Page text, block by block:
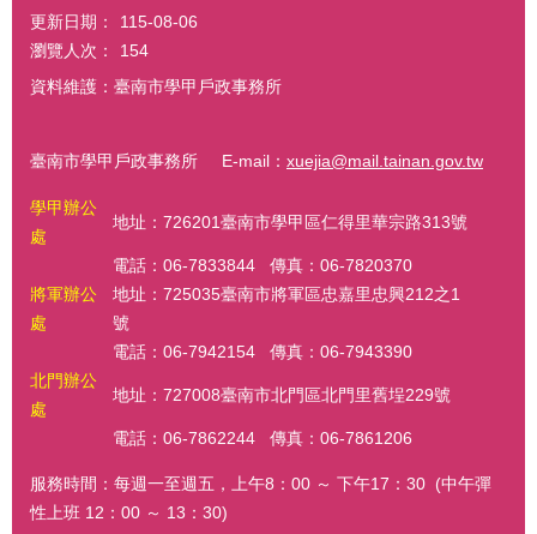
更新日期：
115-08-06
瀏覽人次：
154
資料維護：臺南市學甲戶政事務所
臺南市學甲戶政事務所 E-mail： xuejia@mail.tainan.gov.tw
學甲辦公
處
地址：726201臺南市學甲區仁得里華宗路313號
電話：06-7833844 傳真：06-7820370
將軍辦公
處
地址：725035臺南市將軍區忠嘉里忠興212之1
號
電話：06-7942154 傳真：06-7943390
北門辦公
處
地址：727008臺南市北門區北門里舊埕229號
電話：06-7862244 傳真：06-7861206
服務時間：每週一至週五，上午8：00 ～ 下午17：30 (中午彈
性上班 12：00 ～ 13：30)